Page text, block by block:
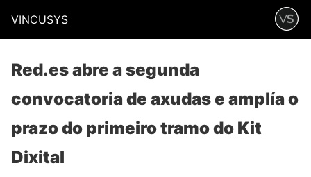
VINCUSYS
Red.es abre a segunda
convocatoria de axudas e amplía o
prazo do primeiro tramo do Kit
Dixital